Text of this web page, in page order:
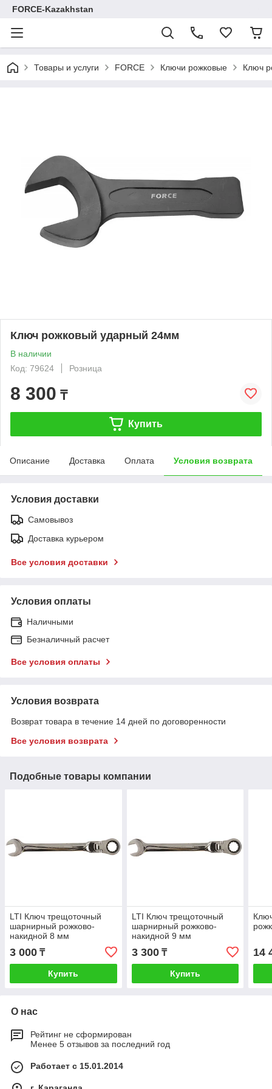
FORCE-Kazakhstan
Товары и услуги FORCE Ключи рожковые Ключ
Ключ рожковый ударный 24мм
В наличии
Код: 79624
Розница
8 300 ₸
Купить
Описание Доставка Оплата Условия возврата
Условия доставки
Самовывоз
Доставка курьером
Все условия доставки
Условия оплаты
Наличными
Безналичный расчет
Все условия оплаты
Условия возврата
Возврат товара в течение 14 дней по договоренности
Все условия возврата
Подобные товары компании
LTI Ключ трещоточный
шарнирный рожково-
накидной 8 мм
3 000 ₸
Купить
LTI Ключ трещоточный
шарнирный рожково-
накидной 9 мм
3 300₸
Купить
14
О нас
Рейтинг не сформирован
Менее 5 отзывов за последний год
Работает с 15.01.2014